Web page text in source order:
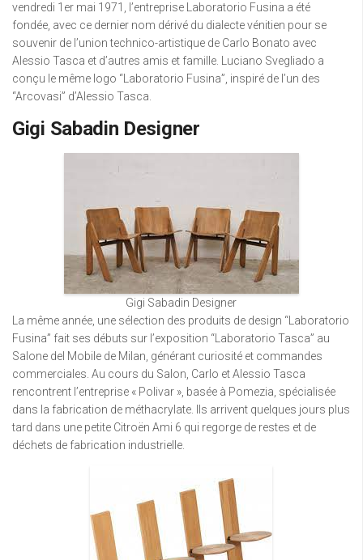
vendredi 1er mai 1971, l’entreprise Laboratorio Fusina a été
fondée, avec ce dernier nom dérivé du dialecte vénitien pour se
souvenir de l’union technico-artistique de Carlo Bonato avec
Alessio Tasca et d’autres amis et famille. Luciano Svegliado a
conçu le même logo “Laboratorio Fusina”, inspiré de l’un des
“Arcovasi” d’Alessio Tasca.
Gigi Sabadin Designer
Gigi Sabadin Designer
La même année, une sélection des produits de design “Laboratorio
Fusina” fait ses débuts sur l’exposition “Laboratorio Tasca” au
Salone del Mobile de Milan, générant curiosité et commandes
commerciales. Au cours du Salon, Carlo et Alessio Tasca
rencontrent l’entreprise « Polivar », basée à Pomezia, spécialisée
dans la fabrication de méthacrylate. Ils arrivent quelques jours plus
tard dans une petite Citroën Ami 6 qui regorge de restes et de
déchets de fabrication industrielle.